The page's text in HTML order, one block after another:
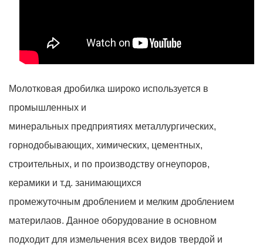
Молотковая дробилка широко используется в
промышленных и
минеральных предприятиях металлургических,
горнодобывающих, химических, цементных,
строительных, и по производству огнеупоров,
керамики и т.д. занимающихся
промежуточным дроблением и мелким дроблением
материлаов. Данное оборудование в основном
подходит для измельчения всех видов твердой и